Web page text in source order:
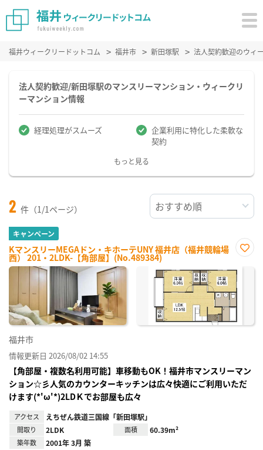
福井ウィークリードットコム 福井市 新田塚駅 法人契約歓迎のウィ
法人契約歓迎/新田塚駅のマンスリーマンション・ウィークリ
ーマンション情報
経理処理がスムーズ
企業利用に特化した柔軟な
契約
もっと見る
2 件（1/1ページ）
キャンペーン
KマンスリーMEGAドン・キホーテUNY 福井店（福井競輪場
西） 201・2LDK-【角部屋】(No.489384)
に入
り登
録
福井市
情報更新日 2026/08/02 14:55
【角部屋・複数名利用可能】車移動もOK！福井市マンスリーマン
ション☆彡人気のカウンターキッチンは広々快適にご利用いただ
けます(*'ω'*)2LDＫでお部屋も広々
アクセス えちぜん鉄道三国線「新田塚駅」
間取り 2LDK 面積 60.39m²
築年数 2001年 3月 築